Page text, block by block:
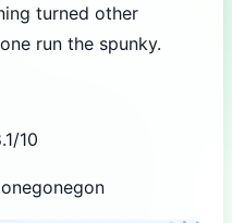
turned other
run the spunky.
10